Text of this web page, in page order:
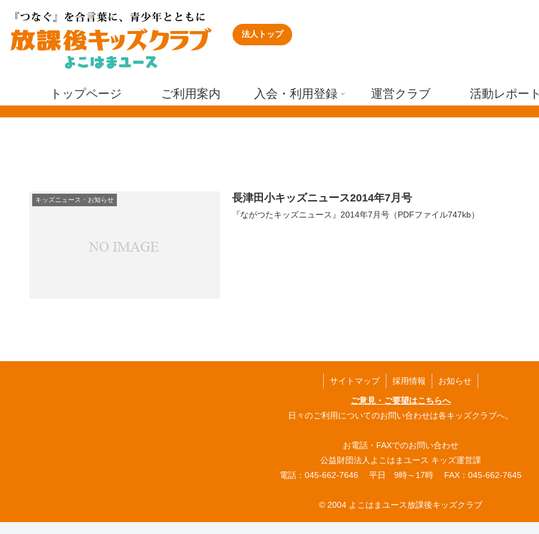
法人トップ
トップページ ご利用案内 入会・利用登録 運営クラブ 活動レポート
キッズニュース・お知らせ 長津田小キッズニュース2014年7月号
『ながつたキッズニュース』2014年7月号（PDFファイル747kb）
サイトマップ 採用情報 お知らせ
ご意見・ご要望はこちらへ
日々のご利用についてのお問い合わせは各キッズクラブへ。
お電話・FAXでのお問い合わせ
公益財団法人よこはまユース キッズ運営課
電話：045-662-7646 平日 9時～17時 FAX：045-662-7645
© 2004 よこはまユース放課後キッズクラブ